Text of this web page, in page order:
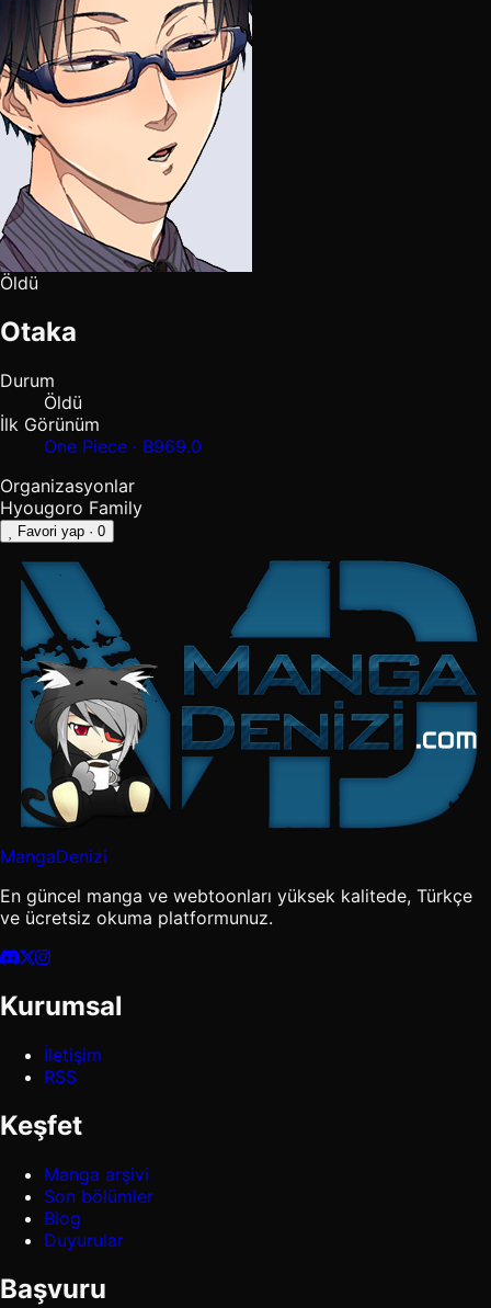
Öldü
Otaka
Durum
Öldü
İlk Görünüm
One Piece · B969.0
Organizasyonlar
Hyougoro Family
Favori yap · 0
MangaDenizi
En güncel manga ve webtoonları yüksek kalitede, Türkçe
ve ücretsiz okuma platformunuz.
Kurumsal
İletişim
RSS
Keşfet
Manga arşivi
Son bölümler
Blog
Duyurular
Başvuru